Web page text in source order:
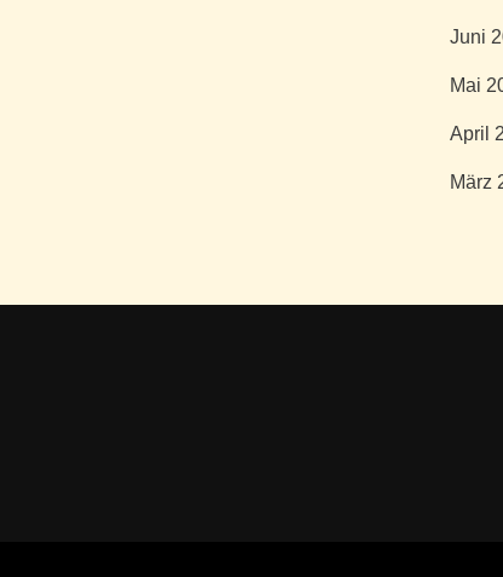
Juni
Mai
April
März